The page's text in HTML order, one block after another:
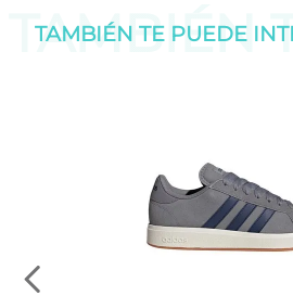
TAMBIÉN
TAMBIÉN TE PUEDE